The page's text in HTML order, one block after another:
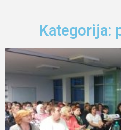
Kategorija: